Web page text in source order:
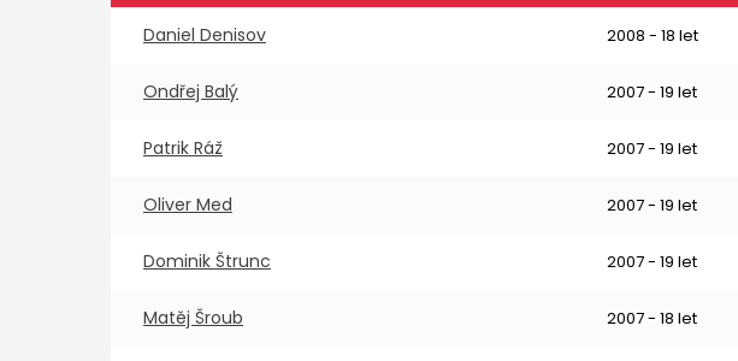
Daniel Denisov 2008 - 18 let
Ondřej Balý 2007 - 19 let
Patrik Ráž 2007 - 19 let
Oliver Med 2007 - 19 let
Dominik Štrunc 2007 - 19 let
Matěj Šroub 2007 - 18 let